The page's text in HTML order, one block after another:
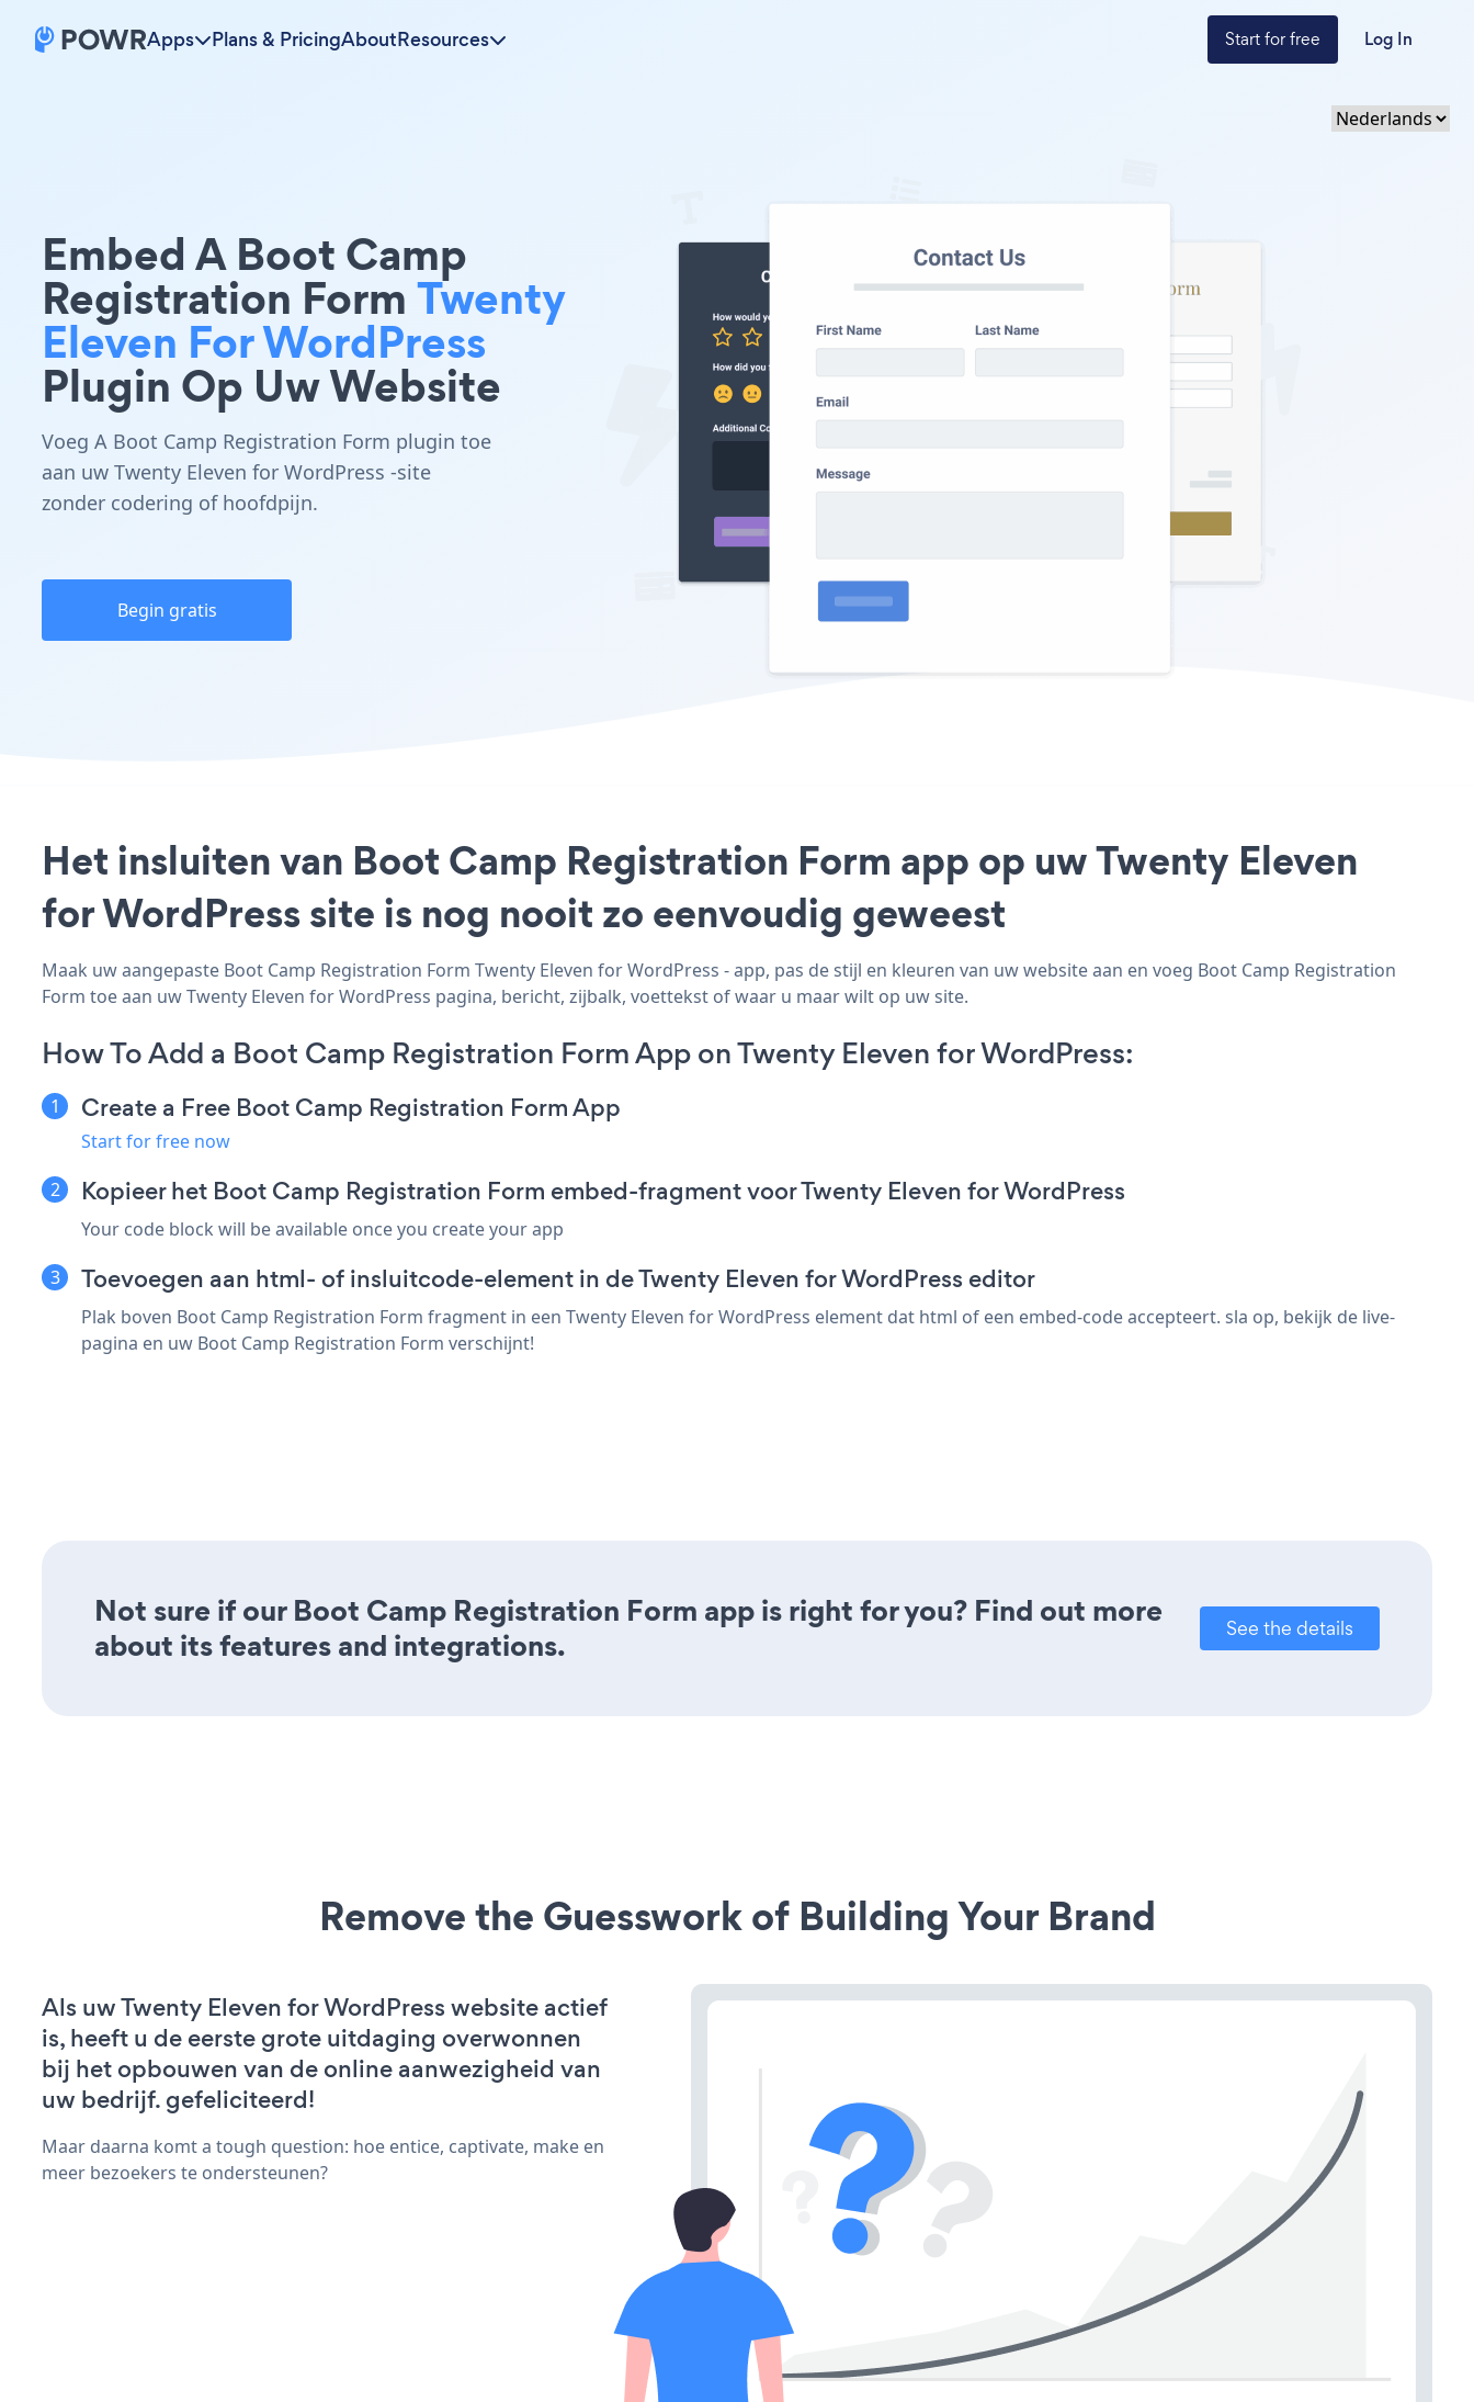
Apps Plans & PricingAboutResources Start for free Log In
Embed A Boot Camp
Registration FormTwenty
Eleven For WordPress
Plugin Op Uw Website
Voeg A Boot Camp Registration Form plugin toe
aan uw Twenty Eleven for WordPress -site
zonder codering of hoofdpijn.
Begin gratis
Het insluiten van Boot Camp Registration Form app op uw Twenty Eleven
for WordPress site is nog nooit zo eenvoudig geweest
Maak uw aangepaste Boot Camp Registration Form Twenty Eleven for WordPress - app, pas de stijl en kleuren van uw website aan en voeg Boot Camp Registration
Form toe aan uw Twenty Eleven for WordPress pagina, bericht, zijbalk, voettekst of waar u maar wilt op uw site.
How To Add a Boot Camp Registration Form App on Twenty Eleven for WordPress:
Create a Free Boot Camp Registration Form App
Start for free now
Kopieer het Boot Camp Registration Form embed-fragment voor Twenty Eleven for WordPress
Your code block will be available once you create your app
Toevoegen aan html- of insluitcode-element in de Twenty Eleven for WordPress editor
Plak boven Boot Camp Registration Form fragment in een Twenty Eleven for WordPress element dat html of een embed-code accepteert. sla op, bekijk de live-
pagina en uw Boot Camp Registration Form verschijnt!
Not sure if our Boot Camp Registration Form app is right for you? Find out more
about its features and integrations.
See the details
Remove the Guesswork of Building Your Brand
Als uw Twenty Eleven for WordPress website actief
is, heeft u de eerste grote uitdaging overwonnen
bij het opbouwen van de online aanwezigheid van
uw bedrijf. gefeliciteerd!
Maar daarna komt a tough question: hoe entice, captivate, make en
meer bezoekers te ondersteunen?